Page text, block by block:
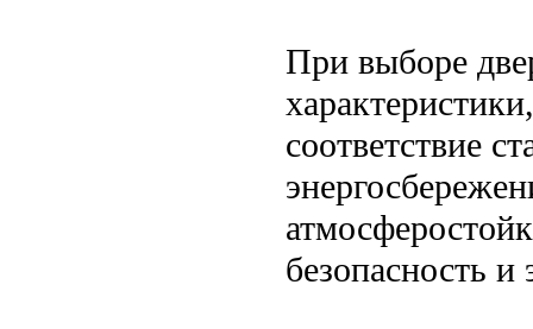
При выборе
соответствие
безопасность